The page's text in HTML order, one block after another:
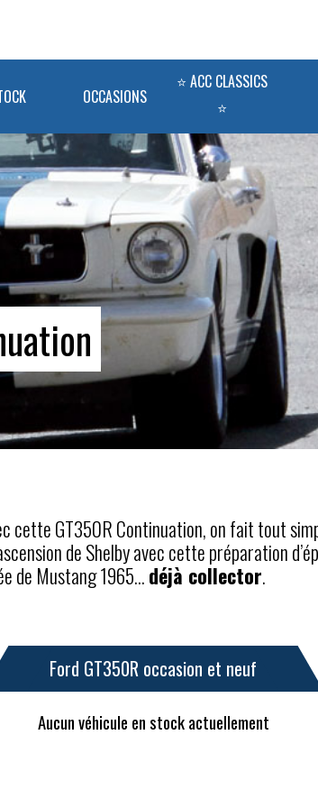
OCCASIONS
⭐ ACC CLASSICS
⭐
cette GT350R Continuation, on fait tout
de Shelby avec cette préparation
de Mustang 1965…déjà collector.
Ford GT350R occasion et neuf
Aucun véhicule en stock actuellement